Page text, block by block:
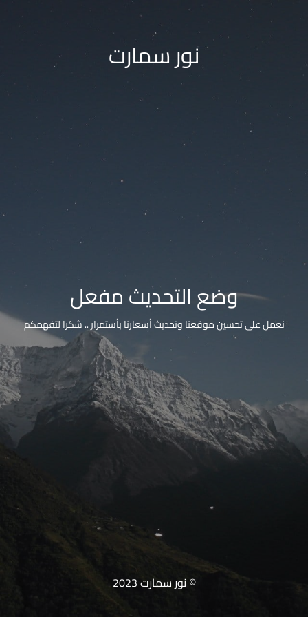
نور سمارت
وضع التحديث مفعل
نعمل على تحسين موقعنا وتحديث أسعارنا بأستمرار .. شكرا لتفهمكم
© نور سمارت 2023